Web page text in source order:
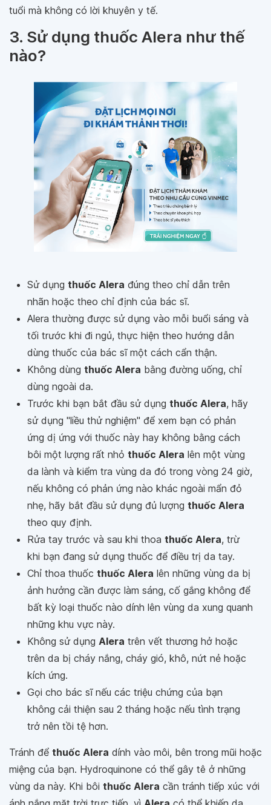
tuổi mà không có lời khuyên y tế.
3. Sử dụng thuốc Alera như thế
nào?
Sử dụng thuốc Alera đúng theo chỉ dẫn trên
nhãn hoặc theo chỉ định của bác sĩ.
Alera thường được sử dụng vào mỗi buổi sáng và
tối trước khi đi ngủ, thực hiện theo hướng dẫn
dùng thuốc của bác sĩ một cách cẩn thận.
Không dùng thuốc Alera bằng đường uống, chỉ
dùng ngoài da.
Trước khi bạn bắt đầu sử dụng thuốc Alera, hãy
sử dụng "liều thử nghiệm" để xem bạn có phản
ứng dị ứng với thuốc này hay không bằng cách
bôi một lượng rất nhỏ thuốc Alera lên một vùng
da lành và kiểm tra vùng da đó trong vòng 24 giờ,
nếu không có phản ứng nào khác ngoài mẩn đỏ
nhẹ, hãy bắt đầu sử dụng đủ lượng thuốc Alera
theo quy định.
Rửa tay trước và sau khi thoa thuốc Alera, trừ
khi bạn đang sử dụng thuốc để điều trị da tay.
Chỉ thoa thuốc thuốc Alera lên những vùng da bị
ảnh hưởng cần được làm sáng, cố gắng không để
bất kỳ loại thuốc nào dính lên vùng da xung quanh
những khu vực này.
Không sử dụng Alera trên vết thương hở hoặc
trên da bị cháy nắng, cháy gió, khô, nứt nẻ hoặc
kích ứng.
Gọi cho bác sĩ nếu các triệu chứng của bạn
không cải thiện sau 2 tháng hoặc nếu tình trạng
trở nên tồi tệ hơn.
Tránh để thuốc Alera dính vào môi, bên trong mũi hoặc
miệng của bạn. Hydroquinone có thể gây tê ở những
vùng da này. Khi bôi thuốc Alera cần tránh tiếp xúc với